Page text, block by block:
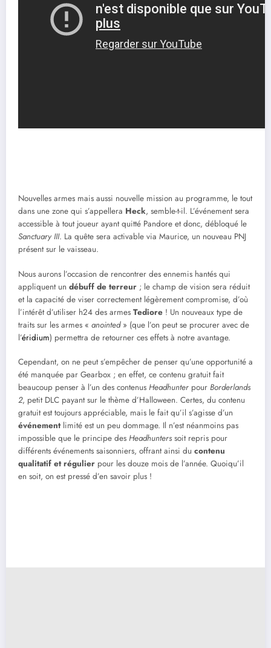
Nouvelles armes mais aussi nouvelle mission au programme, le tout
dans une zone qui s’appellera Heck, semble-t-il. L’événement sera
accessible à tout joueur ayant quitté Pandore et donc, débloqué le
Sanctuary III. La quête sera activable via Maurice, un nouveau PNJ
présent sur le vaisseau.
Nous aurons l’occasion de rencontrer des ennemis hantés qui
appliquent un débuff de terreur ; le champ de vision sera réduit
et la capacité de viser correctement légèrement compromise, d’où
l’intérêt d’utiliser h24 des armes Tediore ! Un nouveaux type de
traits sur les armes « anointed» (que l’on peut se procurer avec de
l’éridium) permettra de retourner ces effets à notre avantage.
Cependant, on ne peut s’empêcher de penser qu’une opportunité a
été manquée par Gearbox ; en effet, ce contenu gratuit fait
beaucoup penser à l’un des contenus Headhunter pour Borderlands
2, petit DLC payant sur le thème d’Halloween. Certes, du contenu
gratuit est toujours appréciable, mais le fait qu’il s’agisse d’un
événementlimité est un peu dommage. Il n’est néanmoins pas
impossible que le principe des Headhunters soit repris pour
différents événements saisonniers, offrant ainsi du contenu
qualitatif et régulier pour les douze mois de l’année. Quoiqu’il
en soit, on est pressé d’en savoir plus !